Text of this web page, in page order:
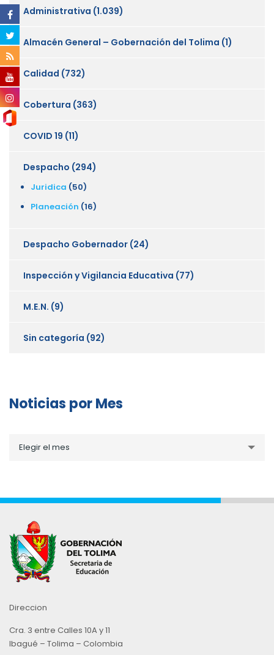
Administrativa (1.039)
Almacén General – Gobernación del Tolima (1)
Calidad (732)
Cobertura (363)
COVID 19 (11)
Despacho (294)
Juridica (50)
Planeación (16)
Despacho Gobernador (24)
Inspección y Vigilancia Educativa (77)
M.E.N. (9)
Sin categoría (92)
Noticias por Mes
porElegir el mes
Direccion
Cra. 3 entre Calles 10A y 11
Ibagué – Tolima – Colombia